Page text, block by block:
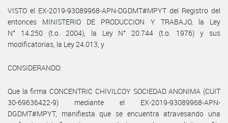
VISTO el EX-2019-93089968-APN-DGDMT#MPYT del Registro del
entonces MINISTERIO DE PRODUCCION Y TRABAJO, la Ley
N° 14.250 (t.o. 2004), la Ley N° 20.744 (t.o. 1976) y sus
modificatorias, la Ley 24.013, y
CONSIDERANDO:
Que la firma CONCENTRIC CHIVILCOY SOCIEDAD ANONIMA (CUIT
30-69636422-9) mediante el EX-2019-93089968-APN-
DGDMT#MPYT, manifiesta que se encuentra atravesando una